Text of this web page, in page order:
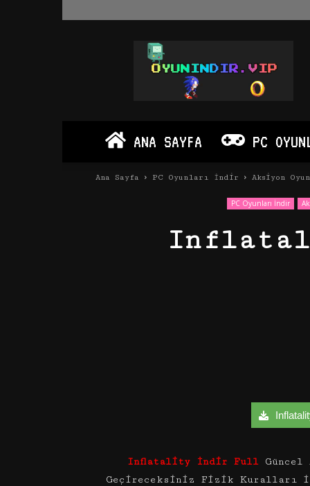
Oyun
İndir
PC
Android
ANA SAYFA PC
Ana Sayfa PC Oyunları İndir Aksiyon
PC Oyunları İndir
Inflatality İndir Full
Güncel
Geçireceksiniz Fizik Kuralları